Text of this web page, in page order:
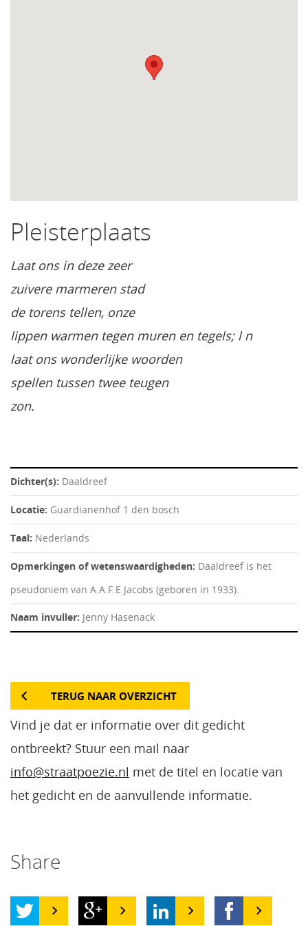
Pleisterplaats
Laat ons in deze zeer
zuivere marmeren stad
de torens tellen, onze
lippen warmen tegen muren en tegels; l n
laat ons wonderlijke woorden
spellen tussen twee teugen
zon.
Dichter(s): Daaldreef
Locatie: Guardianenhof 1 den bosch
Taal: Nederlands
Opmerkingen of wetenswaardigheden: Daaldreef is het
pseudoniem van A.A.F.E Jacobs (geboren in 1933).
Naam invuller: Jenny Hasenack
TERUG NAAR OVERZICHT
Vind je dat er informatie over dit gedicht
ontbreekt? Stuur een mail naar
info@straatpoezie.nl met de titel en locatie van
het gedicht en de aanvullende informatie.
Share